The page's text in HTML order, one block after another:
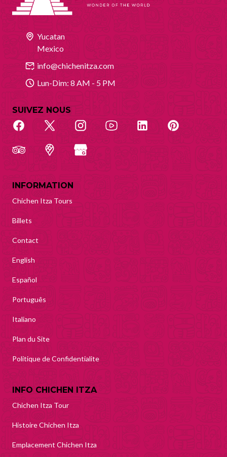
Yucatan
Mexico
info@chichenitza.com
Lun-Dim: 8 AM - 5 PM
SUIVEZ NOUS
INFORMATION
Chichen Itza Tours
Billets
Contact
English
Español
Português
Italiano
Plan du Site
Politique de Confidentialite
INFO CHICHEN ITZA
Chichen Itza Tour
Histoire Chichen Itza
Emplacement Chichen Itza